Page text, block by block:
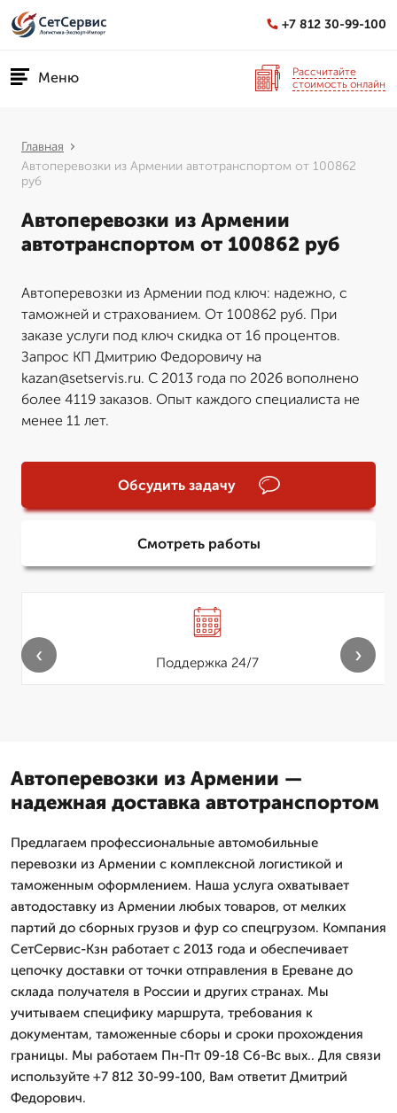
+7 812 30-99-100
Меню
Рассчитайте
стоимость онлайн
Главная
Автоперевозки из Армении автотранспортом от 100862
руб
Автоперевозки из Армении
автотранспортом от 100862 руб
Автоперевозки из Армении под ключ: надежно, с
таможней и страхованием. От 100862 руб. При
заказе услуги под ключ скидка от 16 процентов.
Запрос КП Дмитрию Федоровичу на
kazan@setservis.ru. С 2013 года по 2026 вополнено
более 4119 заказов. Опыт каждого специалиста не
менее 11 лет.
Обсудить задачу
Смотреть работы
Поддержка 24/7
‹ ›
Автоперевозки из Армении —
надежная доставка автотранспортом
Предлагаем профессиональные автомобильные
перевозки из Армении с комплексной логистикой и
таможенным оформлением. Наша услуга охватывает
автодоставку из Армении любых товаров, от мелких
партий до сборных грузов и фур со спецгрузом. Компания
СетСервис-Кзн работает с 2013 года и обеспечивает
цепочку доставки от точки отправления в Ереване до
склада получателя в России и других странах. Мы
учитываем специфику маршрута, требования к
документам, таможенные сборы и сроки прохождения
границы. Мы работаем Пн-Пт 09-18 Сб-Вс вых.. Для связи
используйте +7 812 30-99-100, Вам ответит Дмитpий
Федорович.